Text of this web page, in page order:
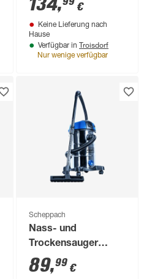
134, €
Keine Lieferung nach
Hause
Verfügbar in Troisdorf
Nur wenige verfügbar
Scheppach
Nass- und
Trockensauger
'NTS30 Premium'
silber/blau 30 l, 1300
89,99 €